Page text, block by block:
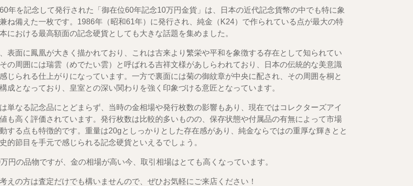
年を記念して発行された「御在位60年記念10万円金貨」は、日本の近代記念貨幣の中でも特に象
ね備えた一枚です。1986年（昭和61年）に発行され、純金（K24）で作られている点が最大の特
における最高額面の記念硬貨としても大きな話題を集めました。
表面に鳳凰が大きく描かれており、これは古来より繁栄や平和を象徴する存在として知られてい
の周囲には瑞雲（めでたい雲）と呼ばれる吉祥文様があしらわれており、日本の伝統的な美意識
じられる仕上がりになっています。一方で裏面には菊の御紋章が中央に配され、その周囲を桐と
成となっており、皇室との深い関わりを強く印象づける意匠となっています。
単なる記念品にとどまらず、当時の金相場や発行枚数の影響もあり、現在ではコレクターズアイ
も高く評価されています。発行枚数は比較的多いものの、保存状態や付属品の有無によって市場
する点も特徴的です。重量は20gとしっかりとした存在感があり、純金ならではの重厚な輝きとと
的節目を手元で感じられる記念硬貨といえるでしょう。
円の品物ですが、金の相場が高い今、取引相場はとても高くなっています。
えの方は査定だけでも構いませんので、ぜひお気軽にご来店ください！